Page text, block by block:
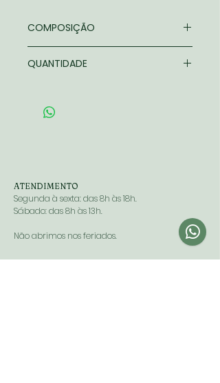
COMPOSIÇÃO
QUANTIDADE
ATENDIMENTO
Segunda à sexta: das 8h às 18h.
Sábado: das 8h às 13h.
Não abrimos nos feriados.